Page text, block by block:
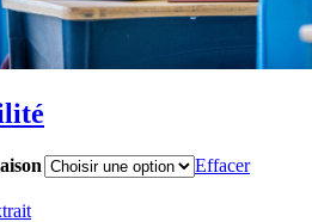
Effacer